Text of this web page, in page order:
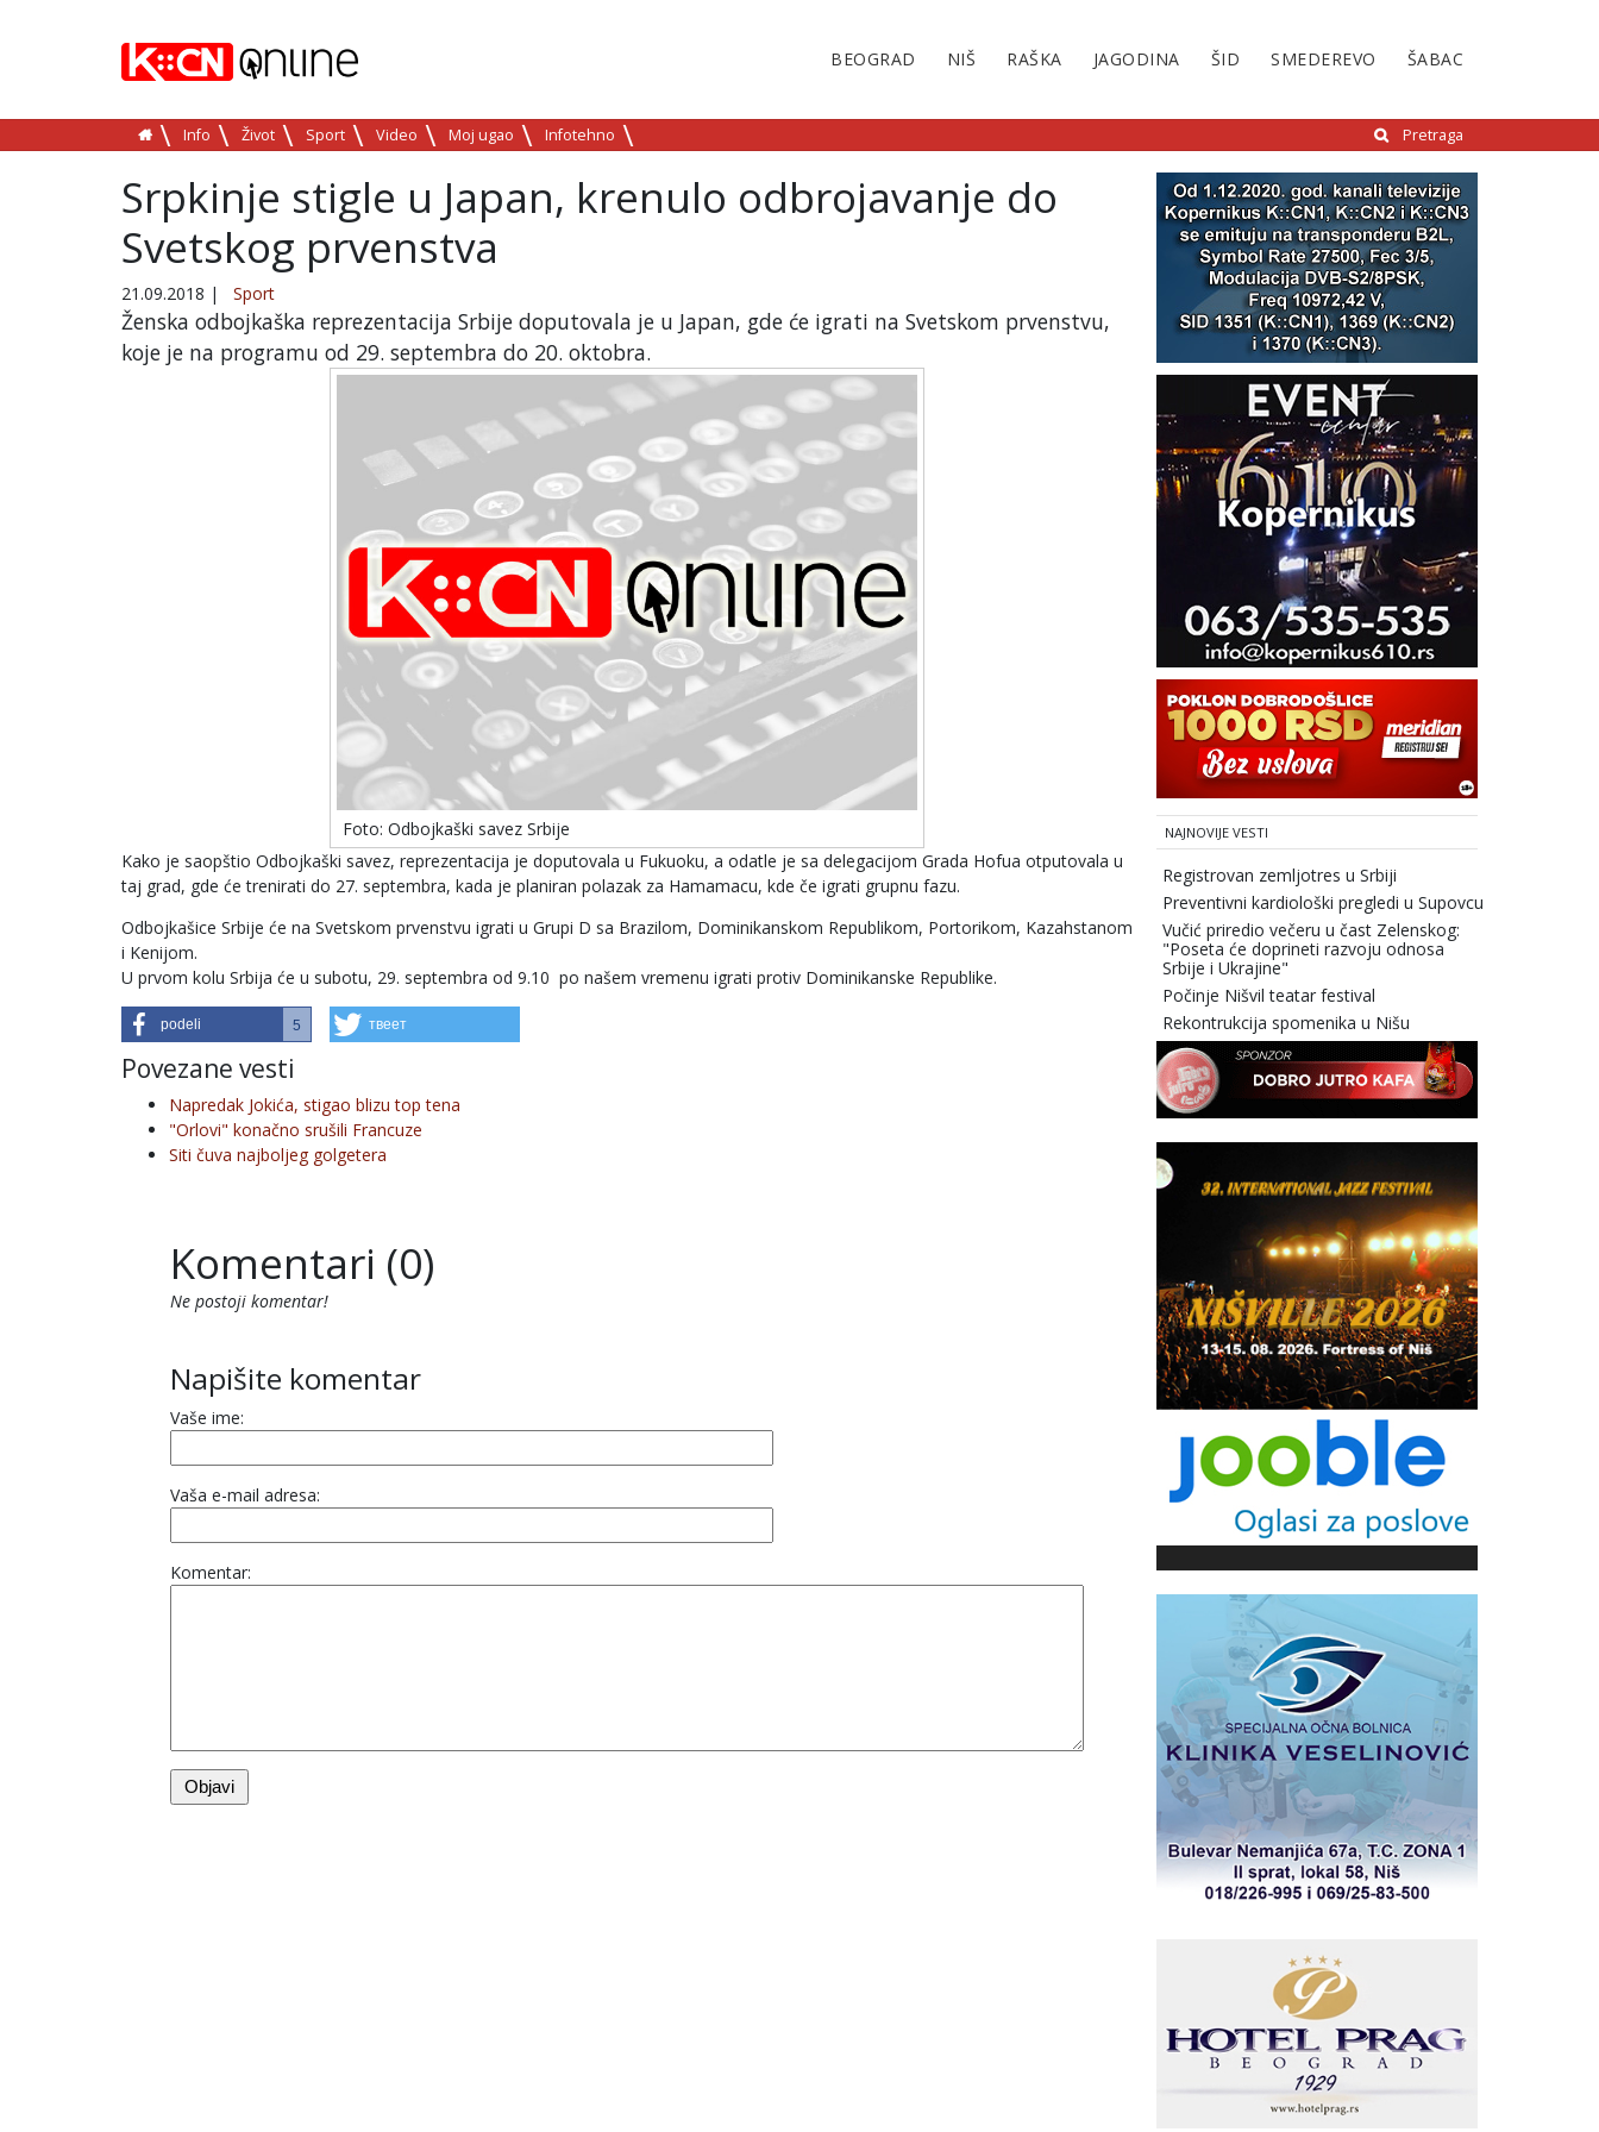
BEOGRAD NIŠ RAŠKA JAGODINA ŠID SMEDEREVO ŠABAC
Info Život Sport Video Moj ugao Infotehno Pretraga
Srpkinje stigle u Japan, krenulo odbrojavanje do
Svetskog prvenstva
21.09.2018 | Sport
Ženska odbojkaška reprezentacija Srbije doputovala je u Japan, gde će igrati na Svetskom prvenstvu,
koje je na programu od 29. septembra do 20. oktobra.
Foto: Odbojkaški savez Srbije
Kako je saopštio Odbojkaški savez, reprezentacija je doputovala u Fukuoku, a odatle je sa delegacijom Grada Hofua otputovala u
taj grad, gde će trenirati do 27. septembra, kada je planiran polazak za Hamamacu, kde če igrati grupnu fazu.
Odbojkašice Srbije će na Svetskom prvenstvu igrati u Grupi D sa Brazilom, Dominikanskom Republikom, Portorikom, Kazahstanom
i Kenijom.
U prvom kolu Srbija će u subotu, 29. septembra od 9.10 po našem vremenu igrati protiv Dominikanske Republike.
podeli 5 твеет
Povezane vesti
Napredak Jokića, stigao blizu top tena
"Orlovi" konačno srušili Francuze
Siti čuva najboljeg golgetera
Komentari (0)
Ne postoji komentar!
Napišite komentar
Vaše ime:
Vaša e-mail adresa:
Komentar:
NAJNOVIJE VESTI
Registrovan zemljotres u Srbiji
Preventivni kardiološki pregledi u Supovcu
Vučić priredio večeru u čast Zelenskog:
"Poseta će doprineti razvoju odnosa
Srbije i Ukrajine"
Počinje Nišvil teatar festival
Rekontrukcija spomenika u Nišu